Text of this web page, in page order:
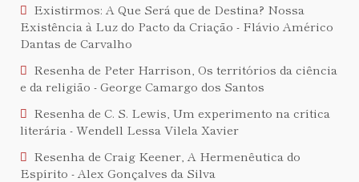
Existirmos: A Que Será que de Destina? Nossa
Existência à Luz do Pacto da Criação - Flávio Américo
Dantas de Carvalho
Resenha de Peter Harrison, Os territórios da ciência
e da religião - George Camargo dos Santos
Resenha de C. S. Lewis, Um experimento na crítica
literária - Wendell Lessa Vilela Xavier
Resenha de Craig Keener, A Hermenêutica do
Espírito - Alex Gonçalves da Silva